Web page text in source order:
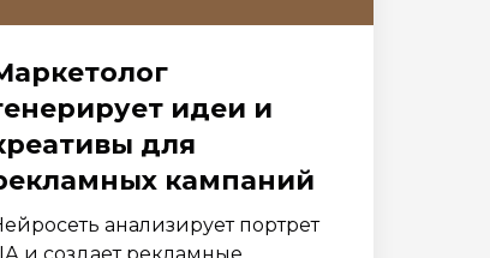
идеи и
для
кампаний
анализирует портрет
и создает рекламные